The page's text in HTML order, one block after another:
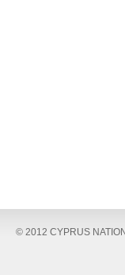
© 2012 CYPRUS